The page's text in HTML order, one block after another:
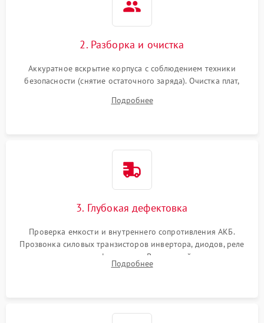
2. Разборка и очистка
Аккуратное вскрытие корпуса с соблюдением техники
безопасности (снятие остаточного заряда). Очистка плат,
и кистей для предотвращения перегрева и замыканий.
Подробнее
3. Глубокая дефектовка
Проверка емкости и внутреннего сопротивления АКБ.
Прозвонка силовых транзисторов инвертора, диодов, реле
переключения и трансформатора. Визуальный поиск вздутых
конденсаторов и прогаров на печатной плате.
Подробнее